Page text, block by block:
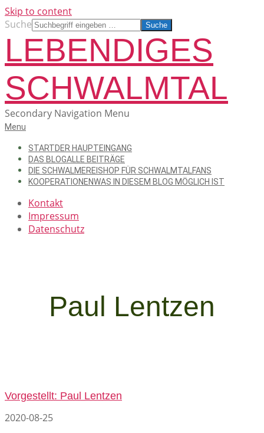
Skip to content
Suche
LEBENDIGES
SCHWALMTAL
Secondary Navigation Menu
Menu
STARTDER HAUPTEINGANG
DAS BLOGALLE BEITRÄGE
DIE SCHWALMEREI SHOP FÜR SCHWALMTALFANS
KOOPERATIONENWAS IN DIESEM BLOG MÖGLICH IST
Kontakt
Impressum
Datenschutz
Paul Lentzen
Vorgestellt: Paul Lentzen
2020-08-25